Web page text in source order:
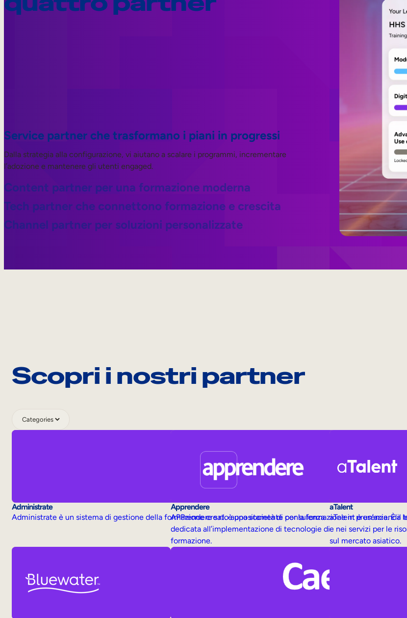
Service partner che trasformano i piani in progressi
Dalla strategia alla configurazione, vi aiutano a scalare i programmi, incrementare
l’adozione e mantenere gli utenti engaged.
Content partner per una formazione moderna
Tech partner che connettono formazione e crescita
Channel partner per soluzioni personalizzate
Scopri i nostri partner
Category
Administrate
Administrate è un sistema di gestione della formazione creato appositamente per la formazione in presenza. È
Apprendere
APPrendere s.r.l. è una società di consulenza
dedicata all’implementazione di tecnologie di
formazione.
aTalent
aTalent è un’azienda
e nei servizi per le
sul mercato asiatico.